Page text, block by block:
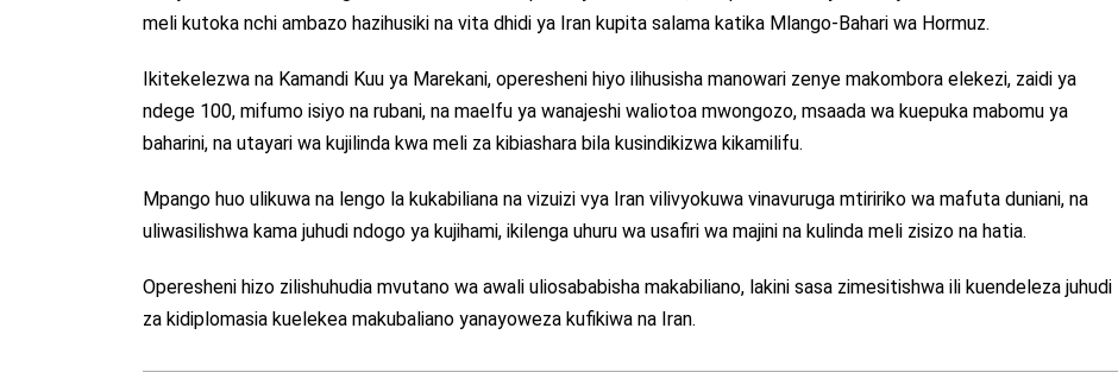
meli kutoka nchi ambazo hazihusiki na vita dhidi ya Iran kupita salama katika Mlango-Bahari wa Hormuz.
Ikitekelezwa na Kamandi Kuu ya Marekani, operesheni hiyo ilihusisha manowari zenye makombora elekezi, zaidi ya
ndege 100, mifumo isiyo na rubani, na maelfu ya wanajeshi waliotoa mwongozo, msaada wa kuepuka mabomu ya
baharini, na utayari wa kujilinda kwa meli za kibiashara bila kusindikizwa kikamilifu.
Mpango huo ulikuwa na lengo la kukabiliana na vizuizi vya Iran vilivyokuwa vinavuruga mtiririko wa mafuta duniani, na
uliwasilishwa kama juhudi ndogo ya kujihami, ikilenga uhuru wa usafiri wa majini na kulinda meli zisizo na hatia.
Operesheni hizo zilishuhudia mvutano wa awali uliosababisha makabiliano, lakini sasa zimesitishwa ili kuendeleza juhudi
za kidiplomasia kuelekea makubaliano yanayoweza kufikiwa na Iran.